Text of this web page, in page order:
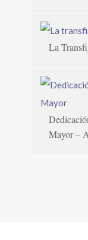
La
Mayor –